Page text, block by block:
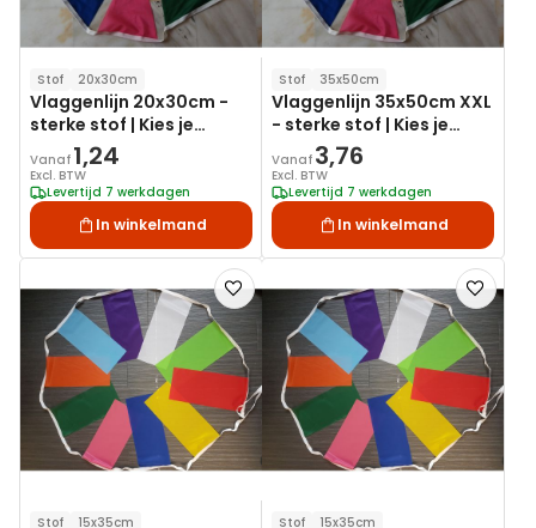
Stof 20x30cm
Vlaggenlijn 20x30cm -
sterke stof | Kies je
kleuren combinaties
Vanaf 1,24
Excl. BTW
Levertijd 7 werkdagen
In winkelmand
Stof 35x50cm
Vlaggenlijn 35x50cm XXL
- sterke stof | Kies je
kleuren combinaties
Vanaf 3,76
Excl. BTW
Levertijd 7 werkdagen
In winkelmand
Voeg
toe
aan
verlanglijst
Stof 15x35cm
Voeg
toe
aan
Stof 15x35cm